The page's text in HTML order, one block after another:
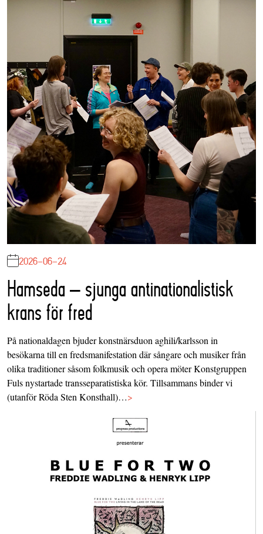
2026-06-24
Hamseda – sjunga antinationalistisk
krans för fred
På nationaldagen bjuder konstnärsduon aghili/karlsson in
besökarna till en fredsmanifestation där sångare och musiker från
olika traditioner såsom folkmusik och opera möter Konstgruppen
Fuls nystartade transseparatistiska kör. Tillsammans binder vi
(utanför Röda Sten Konsthall)…>